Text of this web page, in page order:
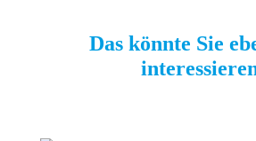
Das könnte Sie